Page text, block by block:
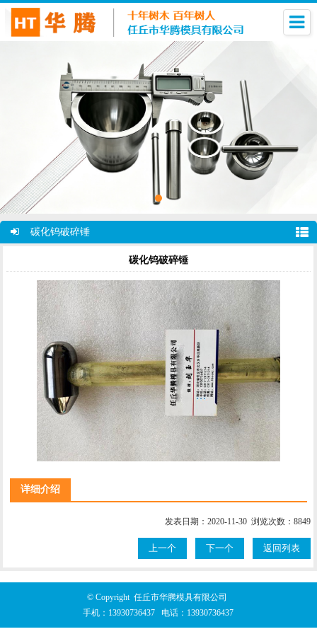
碳化钨破碎锤
碳化钨破碎锤
详细介绍
发表日期：2020-11-30 浏览次数：8849
上一个 下一个 返回列表
© Copyright 任丘市华腾模具有限公司
手机： 13930736437 电话： 13930736437